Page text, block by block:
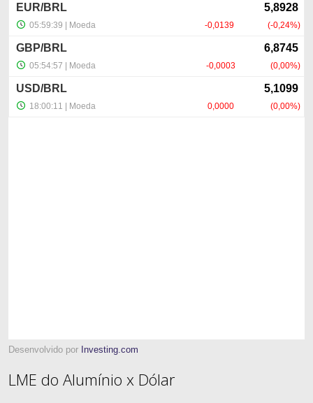
Desenvolvido por Investing.com
LME do Alumínio x Dólar